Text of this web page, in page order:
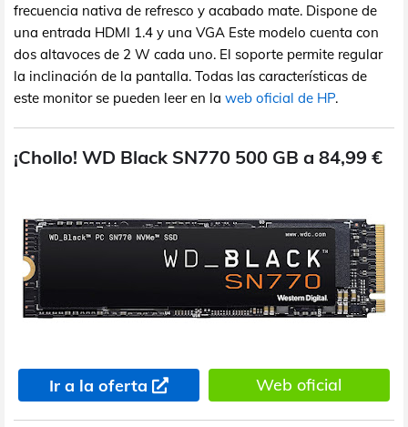
frecuencia nativa de refresco y acabado mate. Dispone de
una entrada HDMI 1.4 y una VGA Este modelo cuenta con
dos altavoces de 2 W cada uno. El soporte permite regular
la inclinación de la pantalla. Todas las características de
este monitor se pueden leer en la web oficial de HP.
¡Chollo! WD Black SN770 500 GB a 84,99 €
Ir a la oferta Web oficial